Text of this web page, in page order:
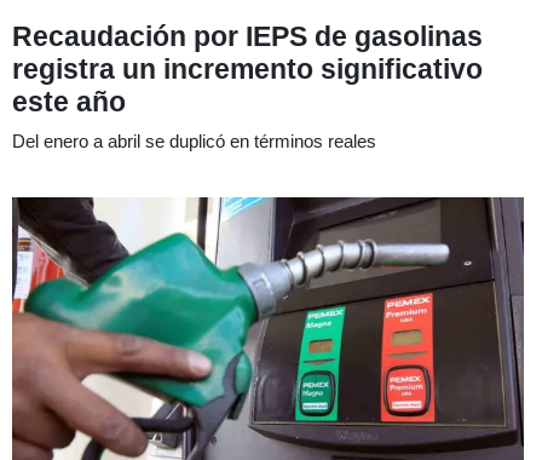
Recaudación por IEPS de gasolinas
registra un incremento significativo
este año
Del enero a abril se duplicó en términos reales